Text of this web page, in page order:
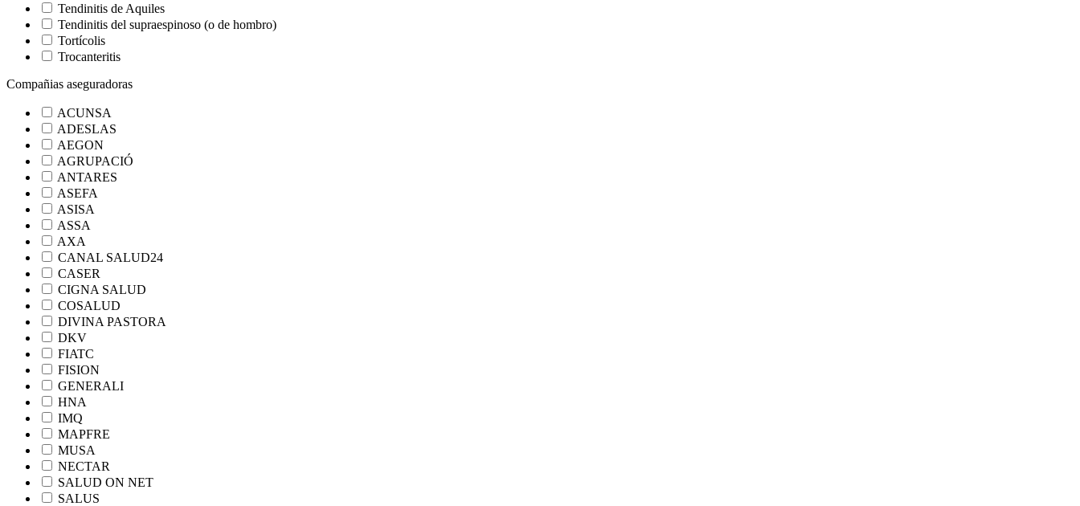
Tendinitis de Aquiles
Tendinitis del supraespinoso (o de hombro)
Tortícolis
Trocanteritis
Compañias aseguradoras
ACUNSA
ADESLAS
AEGON
AGRUPACIÓ
ANTARES
ASEFA
ASISA
ASSA
AXA
CANAL SALUD24
CASER
CIGNA SALUD
COSALUD
DIVINA PASTORA
DKV
FIATC
FISION
GENERALI
HNA
IMQ
MAPFRE
MUSA
NECTAR
SALUD ON NET
SALUS